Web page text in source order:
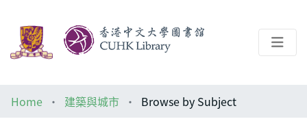
Home 建築與城市 Browse by Subject